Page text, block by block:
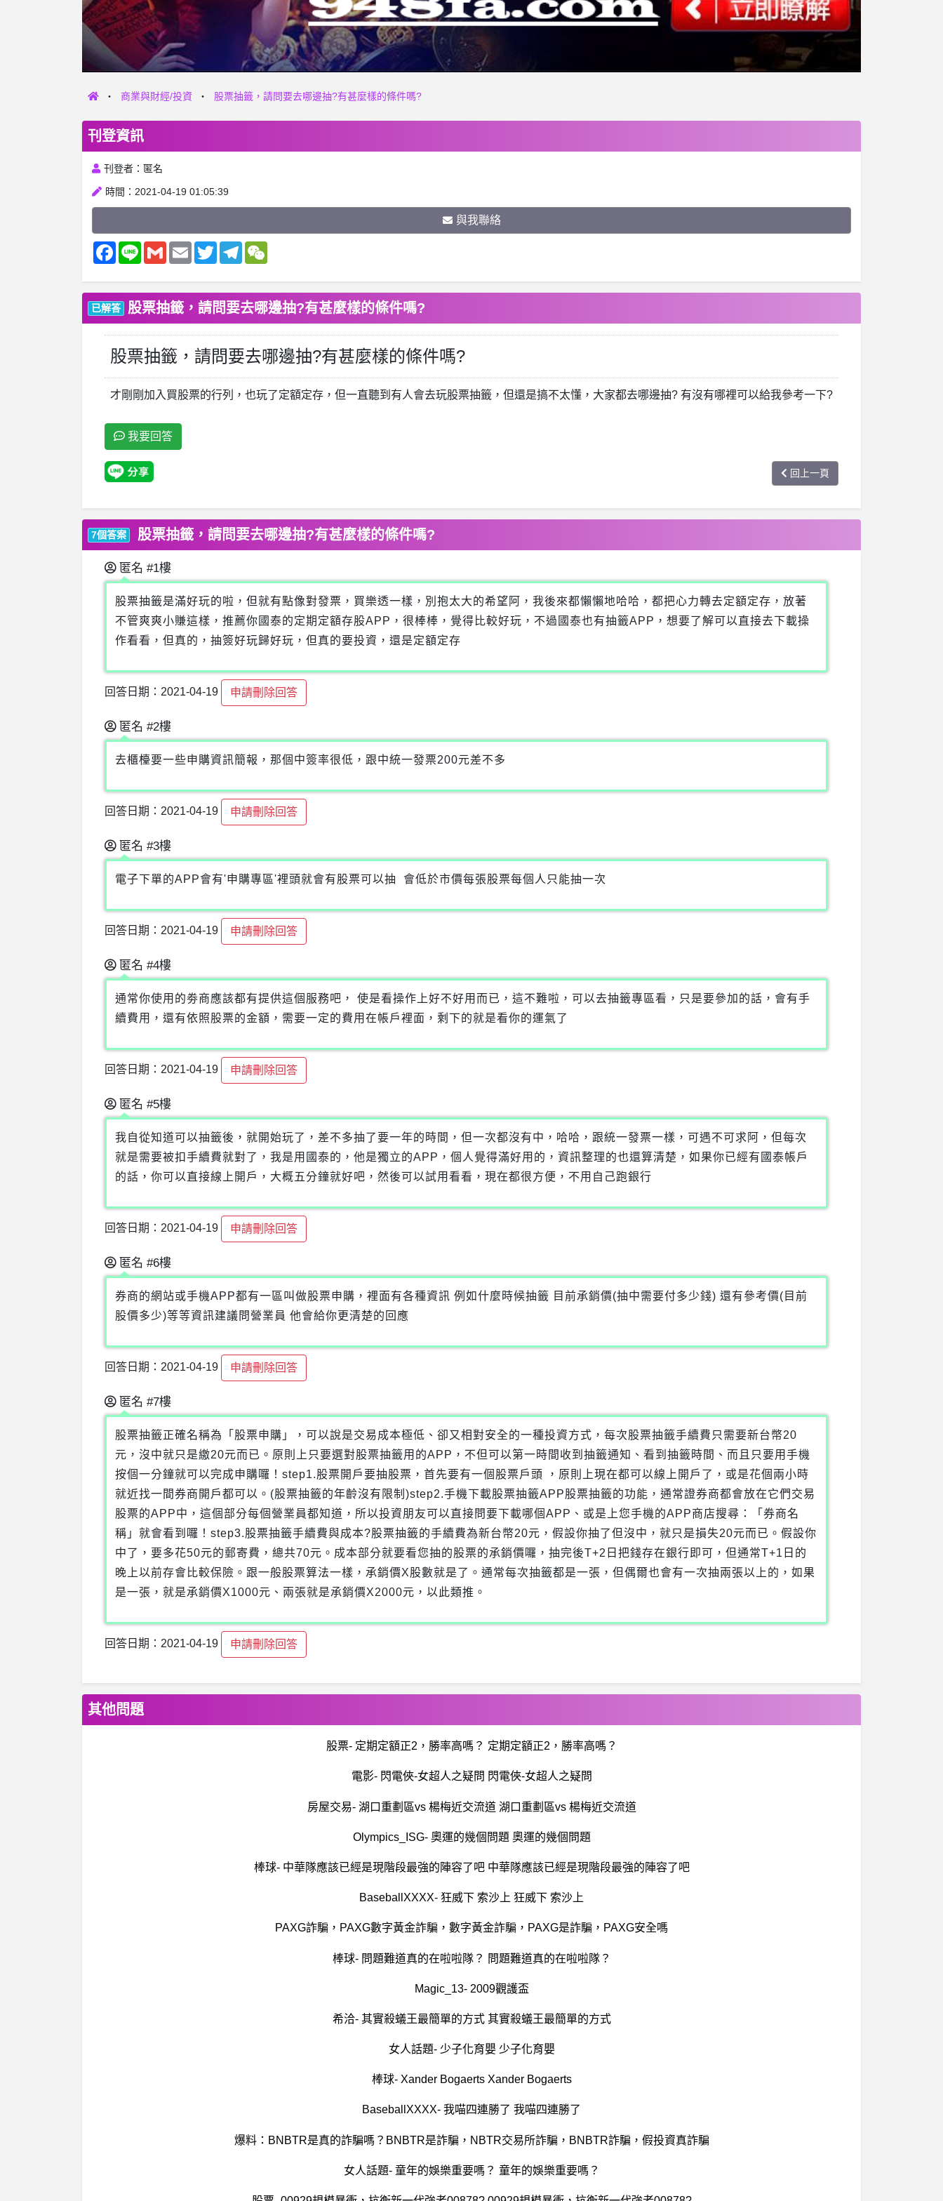
商業與財經/投資 股票抽籤，請問要去哪邊抽?有甚麼樣的條件嗎?
刊登資訊
刊登者：匿名
時間：2021-04-19 01:05:39
與我聯絡
Facebook
Line Gmail Email TwitterTelegram
已解答 股票抽籤，請問要去哪邊抽?有甚麼樣的條件嗎?
股票抽籤，請問要去哪邊抽?有甚麼樣的條件嗎?
才剛剛加入買股票的行列，也玩了定額定存，但一直聽到有人會去玩股票抽籤，但還是搞不太懂，大家都去哪邊抽? 有沒有哪裡可以給我參考一下?
我要回答
回上一頁
7個答案 股票抽籤，請問要去哪邊抽?有甚麼樣的條件嗎?
匿名 #1樓
股票抽籤是滿好玩的啦，但就有點像對發票，買樂透一樣，別抱太大的希望阿，我後來都懶懶地哈哈，都把心力轉去定額定存，放著
不管爽爽小賺這樣，推薦你國泰的定期定額存股APP，很棒棒，覺得比較好玩，不過國泰也有抽籤APP，想要了解可以直接去下載操
作看看，但真的，抽簽好玩歸好玩，但真的要投資，還是定額定存
回答日期：2021-04-19 申請刪除回答
匿名 #2樓
去櫃檯要一些申購資訊簡報，那個中簽率很低，跟中統一發票200元差不多
回答日期：2021-04-19 申請刪除回答
匿名 #3樓
電子下單的APP會有'申購專區'裡頭就會有股票可以抽 會低於市價每張股票每個人只能抽一次
回答日期：2021-04-19 申請刪除回答
匿名 #4樓
通常你使用的劵商應該都有提供這個服務吧， 使是看操作上好不好用而已，這不難啦，可以去抽籤專區看，只是要參加的話，會有手
續費用，還有依照股票的金額，需要一定的費用在帳戶裡面，剩下的就是看你的運氣了
回答日期：2021-04-19 申請刪除回答
匿名 #5樓
我自從知道可以抽籤後，就開始玩了，差不多抽了要一年的時間，但一次都沒有中，哈哈，跟統一發票一樣，可遇不可求阿，但每次
就是需要被扣手續費就對了，我是用國泰的，他是獨立的APP，個人覺得滿好用的，資訊整理的也還算清楚，如果你已經有國泰帳戶
的話，你可以直接線上開戶，大概五分鐘就好吧，然後可以試用看看，現在都很方便，不用自己跑銀行
回答日期：2021-04-19 申請刪除回答
匿名 #6樓
券商的網站或手機APP都有一區叫做股票申購，裡面有各種資訊 例如什麼時候抽籤 目前承銷價(抽中需要付多少錢) 還有參考價(目前
股價多少)等等資訊建議問營業員 他會給你更清楚的回應
回答日期：2021-04-19 申請刪除回答
匿名 #7樓
股票抽籤正確名稱為「股票申購」，可以說是交易成本極低、卻又相對安全的一種投資方式，每次股票抽籤手續費只需要新台幣20
元，沒中就只是繳20元而已。原則上只要選對股票抽籤用的APP，不但可以第一時間收到抽籤通知、看到抽籤時間、而且只要用手機
按個一分鐘就可以完成申購囉！step1.股票開戶要抽股票，首先要有一個股票戶頭 ，原則上現在都可以線上開戶了，或是花個兩小時
就近找一間券商開戶都可以。(股票抽籤的年齡沒有限制)step2.手機下載股票抽籤APP股票抽籤的功能，通常證券商都會放在它們交易
股票的APP中，這個部分每個營業員都知道，所以投資朋友可以直接問要下載哪個APP、或是上您手機的APP商店搜尋：「券商名
稱」就會看到囉！step3.股票抽籤手續費與成本?股票抽籤的手續費為新台幣20元，假設你抽了但沒中，就只是損失20元而已。假設你
中了，要多花50元的郵寄費，總共70元。成本部分就要看您抽的股票的承銷價囉，抽完後T+2日把錢存在銀行即可，但通常T+1日的
晚上以前存會比較保險。跟一般股票算法一樣，承銷價X股數就是了。通常每次抽籤都是一張，但偶爾也會有一次抽兩張以上的，如果
是一張，就是承銷價X1000元、兩張就是承銷價X2000元，以此類推。
回答日期：2021-04-19 申請刪除回答
其他問題
股票- 定期定額正2，勝率高嗎？ 定期定額正2，勝率高嗎？
電影- 閃電俠-女超人之疑問 閃電俠-女超人之疑問
房屋交易- 湖口重劃區vs 楊梅近交流道 湖口重劃區vs 楊梅近交流道
Olympics_ISG- 奧運的幾個問題 奧運的幾個問題
棒球- 中華隊應該已經是現階段最強的陣容了吧 中華隊應該已經是現階段最強的陣容了吧
BaseballXXXX- 狂威下 索沙上 狂威下 索沙上
PAXG詐騙，PAXG數字黃金詐騙，數字黃金詐騙，PAXG是詐騙，PAXG安全嗎
棒球- 問題難道真的在啦啦隊？ 問題難道真的在啦啦隊？
Magic_13- 2009觀護盃
希洽- 其實殺蟻王最簡單的方式 其實殺蟻王最簡單的方式
女人話題- 少子化育嬰 少子化育嬰
棒球- Xander Bogaerts Xander Bogaerts
BaseballXXXX- 我喵四連勝了 我喵四連勝了
爆料：BNBTR是真的詐騙嗎？BNBTR是詐騙，NBTR交易所詐騙，BNBTR詐騙，假投資真詐騙
女人話題- 童年的娛樂重要嗎？ 童年的娛樂重要嗎？